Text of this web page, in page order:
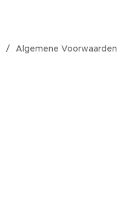
Algemene Voorwaarden